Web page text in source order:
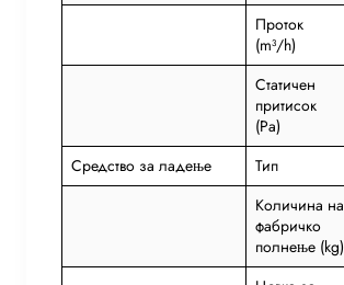
Проток
(m³/h)
Статичен
притисок
(Pa)
Средство за ладење Тип
Количина на
фабричко
полнење (kg)